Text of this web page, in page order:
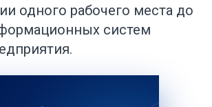
одного рабочего места до
систем